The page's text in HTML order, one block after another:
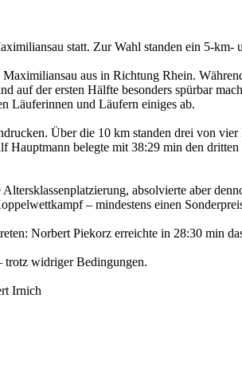
statt. Zur Wahl standen ein 5-km-
aus in Richtung Rhein.
auf der ersten Hälfte besonders spürbar
Läuferinnen und Läufern einiges ab.
Über die 10 km standen drei von
belegte mit 38:29 min den
absolvierte aber
– mindestens einen
Norbert Piekorz erreichte in 28:30 min
trotz widriger Bedingungen.
Irnich